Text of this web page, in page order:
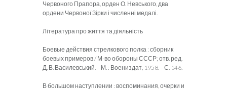
Червоного Прапора, орден О. Невського, два
ордени Червоної Зірки і численні медалі.
Література про життя та діяльність
Боевые действия стрелкового полка : сборник
боевых примеров / М-во обороны СССР; отв. ред.
Д. В. Василевський. – М. : Воениздат, 1958. – С. 146.
В большом наступлении : воспоминания, очерки и